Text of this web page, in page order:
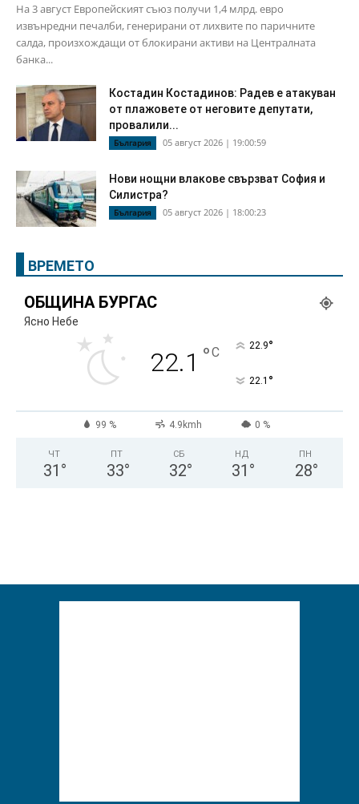
На 3 август Европейският съюз получи 1,4 млрд. евро
извънредни печалби, генерирани от лихвите по паричните
салда, произхождащи от блокирани активи на Централната
банка...
Костадин Костадинов: Радев е атакуван
от плажoвете от неговите депутати,
провалили...
България 05 август 2026 | 19:00:59
Нови нощни влакове свързват София и
Силистра?
България 05 август 2026 | 18:00:23
ВРЕМЕТО
ОБЩИНА БУРГАС
Ясно Небе
22.1 °C 22.9°
22.1 °
99 % 4.9kmh 0 %
ЧТ
31 °
ПТ
33°
СБ
32°
НД
31 °
ПН
28°